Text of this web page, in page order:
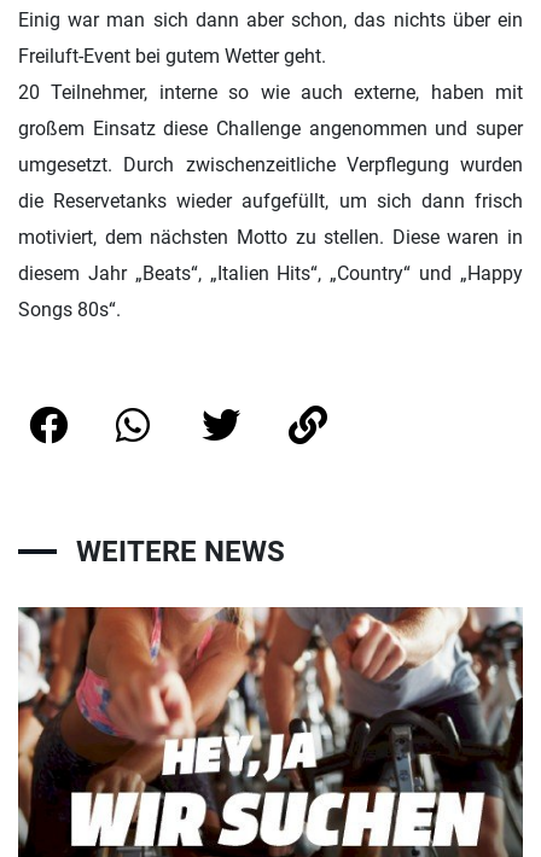
Einig war man sich dann aber schon, das nichts über ein
Freiluft-Event bei gutem Wetter geht.
20 Teilnehmer, interne so wie auch externe, haben mit
großem Einsatz diese Challenge angenommen und super
umgesetzt. Durch zwischenzeitliche Verpflegung wurden
die Reservetanks wieder aufgefüllt, um sich dann frisch
motiviert, dem nächsten Motto zu stellen. Diese waren in
diesem Jahr „Beats“, „Italien Hits“, „Country“ und „Happy
Songs 80s“.
WEITERE NEWS